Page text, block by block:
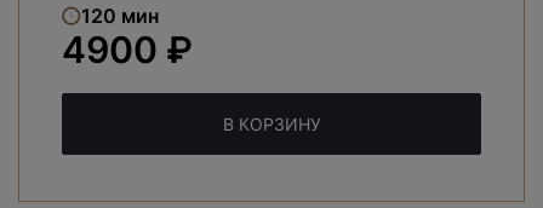
120 мин
4900 ₽
В КОРЗИНУ